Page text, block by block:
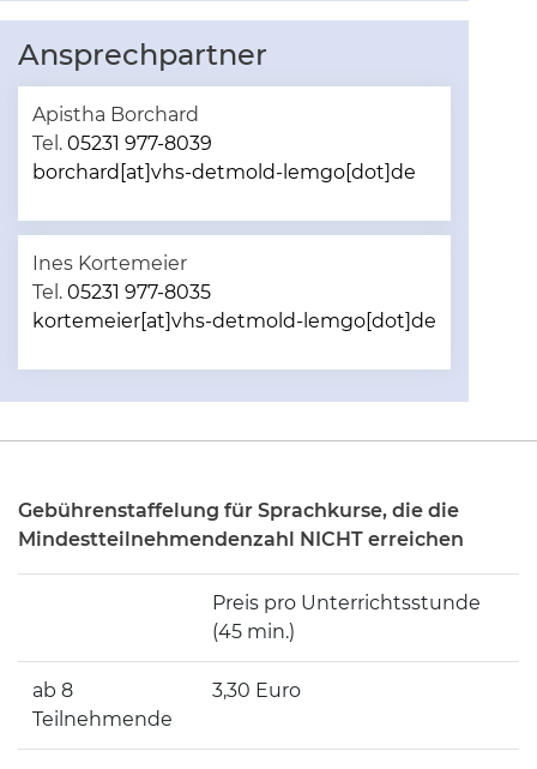
Ansprechpartner
Apistha Borchard
Tel. 05231 977-8039
borchard[at]vhs-detmold-lemgo[dot]de
Ines Kortemeier
Tel. 05231 977-8035
kortemeier[at]vhs-detmold-lemgo[dot]de
Gebührenstaffelung für Sprachkurse, die die
Mindestteilnehmendenzahl NICHT erreichen
Preis pro Unterrichtsstunde
(45 min.)
ab 8
Teilnehmende
3,30 Euro